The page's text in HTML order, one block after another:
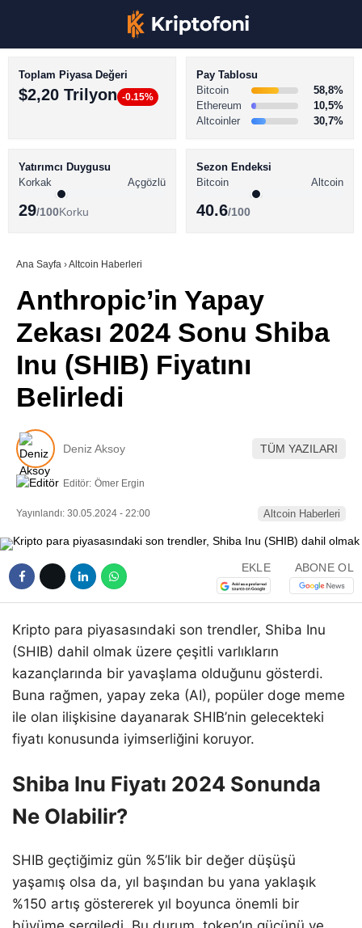
Youtube
TikTok
BİTCOİN HABERLERİ
ALTCOİN HABERLERİ
SÖZLÜK
Toplam Piyasa Değeri
$2,20 Trilyon -0.15%
Pay Tablosu
Bitcoin
58,8%
Ethereum
10,5%
Altcoinler
30,7%
Yatırımcı Duygusu
Korkak
Açgözlü
29/100Korku
Sezon Endeksi
Bitcoin
Altcoin
40.6/100
Ana Sayfa ›Altcoin Haberleri
Anthropic’in Yapay
Zekası 2024 Sonu Shiba
Inu (SHIB) Fiyatını
Belirledi
Deniz Aksoy TÜM YAZILARI
Editör: Ömer Ergin
Yayınlandı: 30.05.2024 - 22:00 Altcoin Haberleri
EKLE ABONE OL
Kripto para piyasasındaki son trendler, Shiba Inu
(SHIB) dahil olmak üzere çeşitli varlıkların
kazançlarında bir yavaşlama olduğunu gösterdi.
Buna rağmen, yapay zeka (AI), popüler doge meme
ile olan ilişkisine dayanarak SHIB’nin gelecekteki
fiyatı konusunda iyimserliğini koruyor.
Shiba Inu Fiyatı 2024 Sonunda
Ne Olabilir?
SHIB geçtiğimiz gün %5’lik bir değer düşüşü
yaşamış olsa da, yıl başından bu yana yaklaşık
%150 artış göstererek yıl boyunca önemli bir